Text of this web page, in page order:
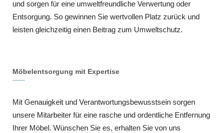
und sorgen für eine umweltfreundliche Verwertung oder
Entsorgung. So gewinnen Sie wertvollen Platz zurück und
leisten gleichzeitig einen Beitrag zum Umweltschutz.
Möbelentsorgung mit Expertise
Mit Genauigkeit und Verantwortungsbewusstsein sorgen
unsere Mitarbeiter für eine rasche und ordentliche Entfernung
Ihrer Möbel. Wünschen Sie es, erhalten Sie von uns